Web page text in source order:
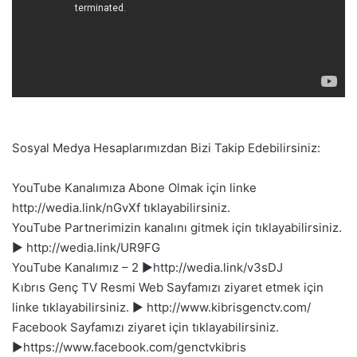
Sosyal Medya Hesaplarımızdan Bizi Takip Edebilirsiniz:
YouTube Kanalımıza Abone Olmak için linke
http://wedia.link/nGvXf tıklayabilirsiniz.
YouTube Partnerimizin kanalını gitmek için tıklayabilirsiniz.
► http://wedia.link/UR9FG
YouTube Kanalımız – 2 ►http://wedia.link/v3sDJ
Kıbrıs Genç TV Resmi Web Sayfamızı ziyaret etmek için
linke tıklayabilirsiniz. ► http://www.kibrisgenctv.com/
Facebook Sayfamızı ziyaret için tıklayabilirsiniz.
►https://www.facebook.com/genctvkibris